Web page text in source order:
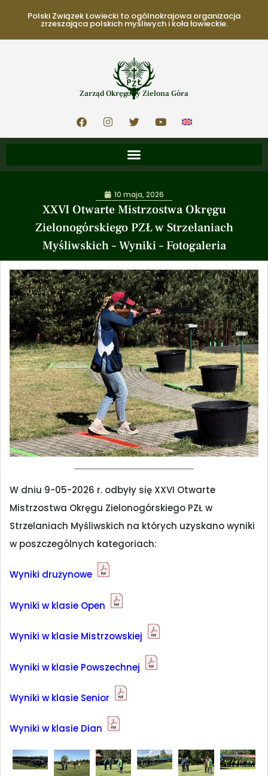
Polski Związek Łowiecki to ogólnokrajowa organizacja
zrzeszająca polskich myśliwych i koła łowieckie.
Zarząd Okręgowy Zielona Góra
XXVI Otwarte Mistrzostwa Okręgu
Zielonogórskiego PZŁ w Strzelaniach
Myśliwskich – Wyniki – Fotogaleria
10 maja, 2026
W dniu 9-05-2026 r. odbyły się XXVI Otwarte
Mistrzostwa Okręgu Zielonogórskiego PZŁ w
Strzelaniach Myśliwskich na których uzyskano wyniki
w poszczególnych kategoriach:
Wyniki drużynowe
Wyniki w klasie Open
Wyniki w klasie Mistrzowskiej
Wyniki w klasie Powszechnej
Wyniki w klasie Senior
Wyniki w klasie Dian